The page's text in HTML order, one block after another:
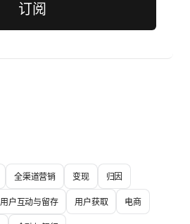
订阅
全渠道营销 变现 归因
用户互动与留存 用户获取 电商